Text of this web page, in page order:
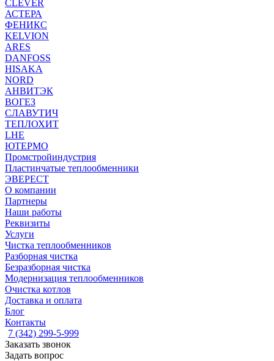
CLEVER
АСТЕРА
ФЕНИКС
KELVION
ARES
DANFOSS
HISAKA
NORD
АНВИТЭК
ВОГЕЗ
СЛАВУТИЧ
ТЕПЛОХИТ
LHE
ЮТЕРМО
Промстройиндустрия
Пластинчатые теплообменники
ЭВЕРЕСТ
О компании
Партнеры
Наши работы
Реквизиты
Услуги
Чистка теплообменников
Разборная чистка
Безразборная чистка
Модернизация теплообменников
Очистка котлов
Доставка и оплата
Блог
Контакты
7 (342) 299-5-999
Заказать звонок
Задать вопрос